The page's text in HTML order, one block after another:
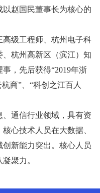
赵国民董事长为核心的
级工程师、杭州电子科
杭州高新区（滨江）知
，先后获得“2019年浙
商”、“科创之江百人
通信行业领域，具有资
心技术人员在大数据、
新能力突出。核心人员
聚力。